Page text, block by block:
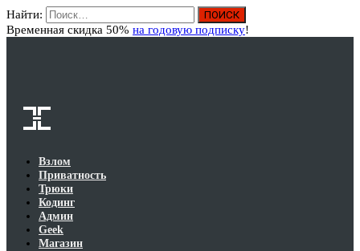
Найти:
Временная скидка 50% на годовую подписку!
Взлом
Приватность
Трюки
Кодинг
Админ
Geek
Магазин